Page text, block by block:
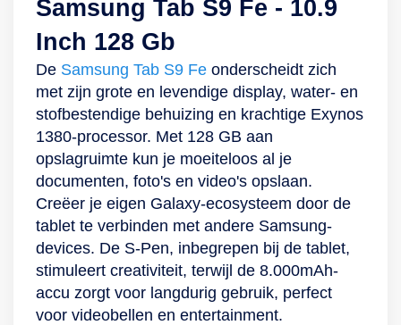
als beveiliging om
toegang te krijgen
tot je device. Werp
een blik met jouw
ogen op de camera
en bij een klik wordt
hij ontgrendeld. Zo
weet je zeker dat
niemand
ongevraagd
toegang krijgt tot
jouw (kids)content!
wordt op jou. De 3
microfoons en 2
stereospeakers van
AKG zorgen ervoor
dat je goed
verstaanbaar bent
en je de ander ook
goed verstaat. Het is
wel belangrijk dat je
een goede
wifiverbinding hebt
en natuurlijk genoeg
batterij. Maar
dankzij de
tijdens het
videobellen of
bijwonen van
meetings. Verder
worden jouw data-
en privacygegevens
beschermd tegen
malware,
cyberaanvallen of
hackers met de
ingebouwde Knox-
beveiligingstechnologie
van Samsung.
Hierdoor maak jij
gebruikersinterface,
net als de software,
wordt door
Samsung tot 3 jaar
geüpdatet. Ook is hij
te verbinden met
andere Samsung-
devices om content
te delen via
bijvoorbeeld Quick
Share. Als laatste is
deze tablet dankzij
Samsung Kids erg
geschikt voor je
Samsung Tab S9 Fe - 10.9
Inch 128 Gb
De Samsung Tab S9 Fe onderscheidt zich
met zijn grote en levendige display, water- en
stofbestendige behuizing en krachtige Exynos
1380-processor. Met 128 GB aan
opslagruimte kun je moeiteloos al je
documenten, foto's en video's opslaan.
Creëer je eigen Galaxy-ecosysteem door de
tablet te verbinden met andere Samsung-
devices. De S-Pen, inbegrepen bij de tablet,
stimuleert creativiteit, terwijl de 8.000mAh-
accu zorgt voor langdurig gebruik, perfect
voor videobellen en entertainment.